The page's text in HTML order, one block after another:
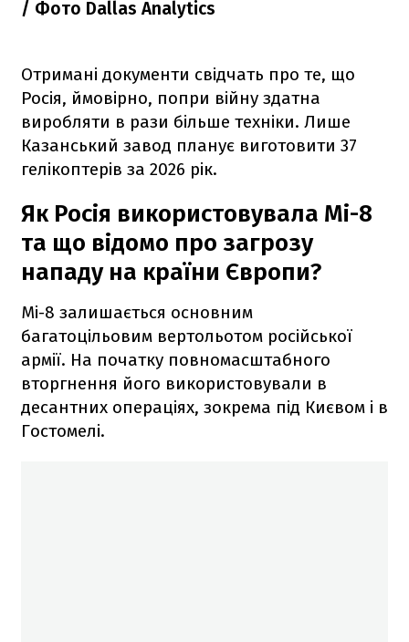
/ Фото Dallas Analytics
Отримані документи свідчать про те, що
Росія, ймовірно, попри війну здатна
виробляти в рази більше техніки. Лише
Казанський завод планує виготовити 37
гелікоптерів за 2026 рік.
Як Росія використовувала Мі-8
та що відомо про загрозу
нападу на країни Європи?
Мі-8 залишається основним
багатоцільовим вертольотом російської
армії. На початку повномасштабного
вторгнення його використовували в
десантних операціях, зокрема під Києвом і в
Гостомелі.